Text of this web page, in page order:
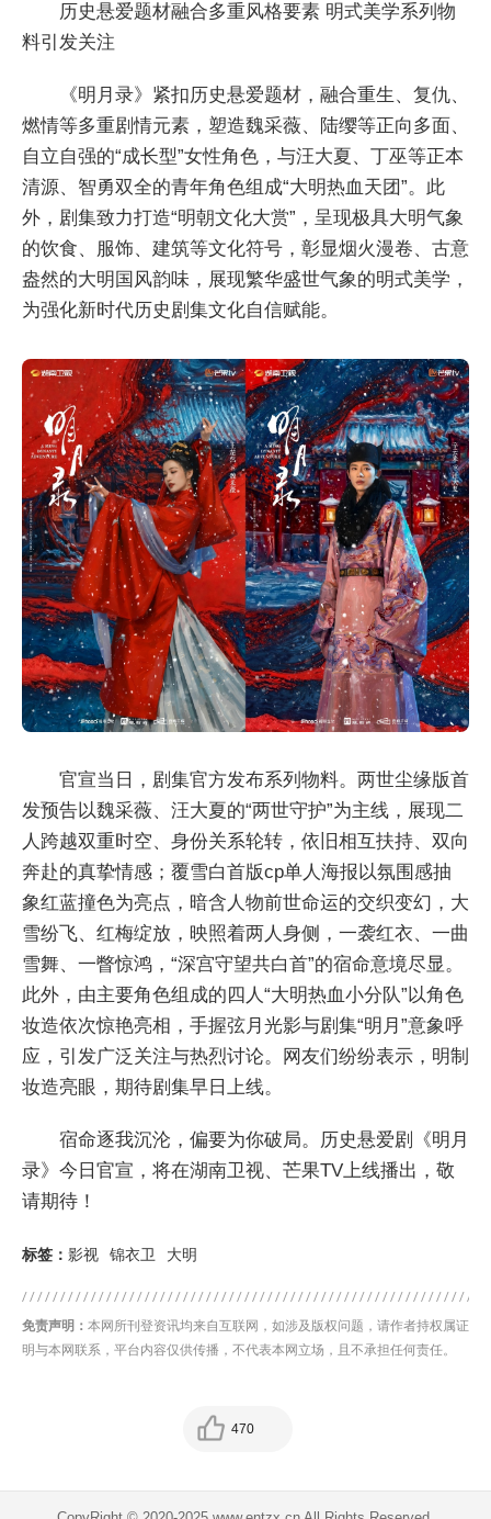
历史悬爱题材融合多重风格要素 明式美学系列物
料引发关注
《明月录》紧扣历史悬爱题材，融合重生、复仇、
燃情等多重剧情元素，塑造魏采薇、陆缨等正向多面、
自立自强的“成长型”女性角色，与汪大夏、丁巫等正本
清源、智勇双全的青年角色组成“大明热血天团”。此
外，剧集致力打造“明朝文化大赏”，呈现极具大明气象
的饮食、服饰、建筑等文化符号，彰显烟火漫卷、古意
盎然的大明国风韵味，展现繁华盛世气象的明式美学，
为强化新时代历史剧集文化自信赋能。
官宣当日，剧集官方发布系列物料。两世尘缘版首
发预告以魏采薇、汪大夏的“两世守护”为主线，展现二
人跨越双重时空、身份关系轮转，依旧相互扶持、双向
奔赴的真挚情感；覆雪白首版cp单人海报以氛围感抽
象红蓝撞色为亮点，暗含人物前世命运的交织变幻，大
雪纷飞、红梅绽放，映照着两人身侧，一袭红衣、一曲
雪舞、一瞥惊鸿，“深宫守望共白首”的宿命意境尽显。
此外，由主要角色组成的四人“大明热血小分队”以角色
妆造依次惊艳亮相，手握弦月光影与剧集“明月”意象呼
应，引发广泛关注与热烈讨论。网友们纷纷表示，明制
妆造亮眼，期待剧集早日上线。
宿命逐我沉沦，偏要为你破局。历史悬爱剧《明月
录》今日官宣，将在湖南卫视、芒果TV上线播出，敬
请期待！
标签： 影视 锦衣卫 大明
免责声明： 本网所刊登资讯均来自互联网，如涉及版权问题，请作者持权属证
明与本网联系，平台内容仅供传播，不代表本网立场，且不承担任何责任。
470